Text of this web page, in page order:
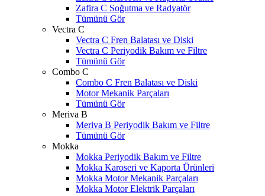
Zafira C Soğutma ve Radyatör
Tümünü Gör
Vectra C
Vectra C Fren Balatası ve Diski
Vectra C Periyodik Bakım ve Filtre
Tümünü Gör
Combo C
Combo C Fren Balatası ve Diski
Motor Mekanik Parçaları
Tümünü Gör
Meriva B
Meriva B Periyodik Bakım ve Filtre
Tümünü Gör
Mokka
Mokka Periyodik Bakım ve Filtre
Mokka Karoseri ve Kaporta Ürünleri
Mokka Motor Mekanik Parçaları
Mokka Motor Elektrik Parçaları